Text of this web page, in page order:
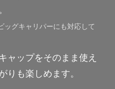
ッグキャリパーにも対応して
ャップをそのまま使え
りも楽しめます。